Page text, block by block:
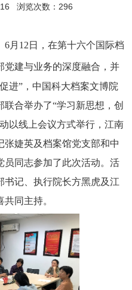
浏览次数： 296
6月 12 日，在第十六个国际档
党建与业务的深度融合，并
进”，中国科大档案文博院
合举办了“学习新思想，创
以线上会议方式举行，江南
张婕英及档案馆党支部和中
员同志参加了此次活动。活
书记、执行院长方黑虎及江
同主持。